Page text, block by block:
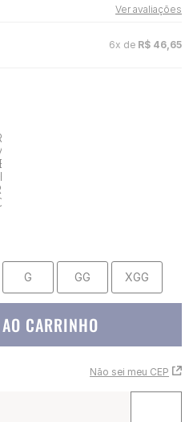
Ver avaliações
6x de R$ 46 65
G GG XGG
CARRINHO
Não sei meu CEP